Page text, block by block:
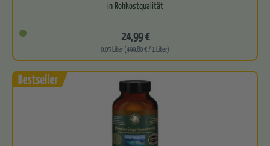
in Rohkostqualität
24,99 €
0.05 Liter (499,80 € / 1 Liter)